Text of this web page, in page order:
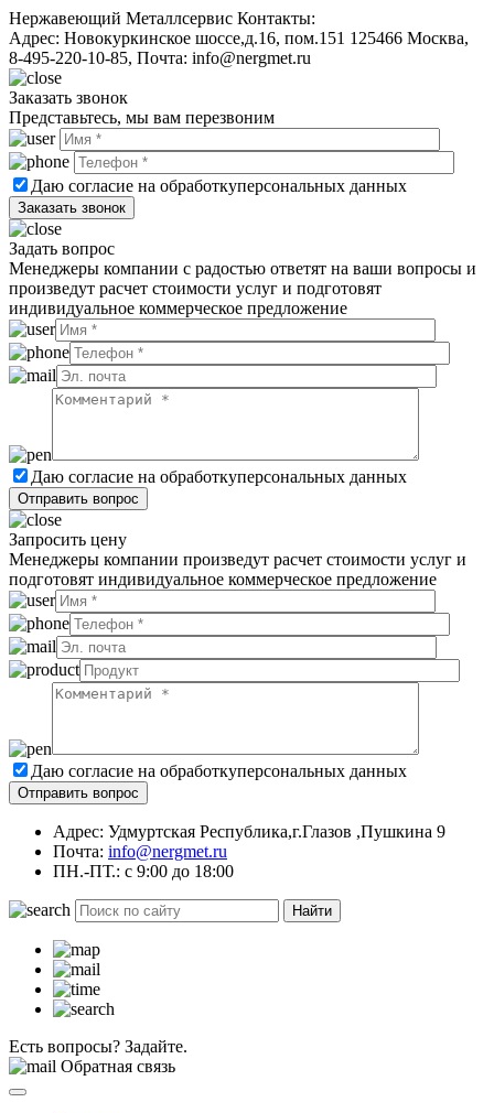
Нержавеющий Металлсервис Контакты:
Адрес: Новокуркинское шоссе,д.16, пом.151 125466 Москва,
8-495-220-10-85, Почта: info@nergmet.ru
Заказать звонок
Представьтесь, мы вам перезвоним
Даю согласие на обработкуперсональных данных
Задать вопрос
Менеджеры компании с радостью ответят на ваши вопросы и
произведут расчет стоимости услуг и подготовят
индивидуальное коммерческое предложение
Даю согласие на обработкуперсональных данных
Запросить цену
Менеджеры компании произведут расчет стоимости услуг и
подготовят индивидуальное коммерческое предложение
Даю согласие на обработкуперсональных данных
Адрес: Удмуртская Республика,г.Глазов ,Пушкина 9
Почта: info@nergmet.ru
ПН.-ПТ.: с 9:00 до 18:00
Найти
Есть вопросы? Задайте.
Обратная связь